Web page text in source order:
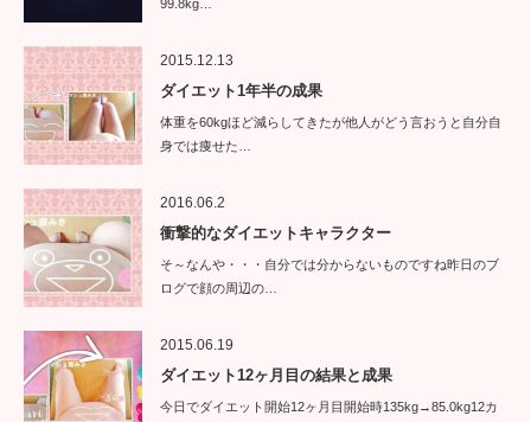
99.8kg…
2015.12.13
ダイエット1年半の成果
体重を60kgほど減らしてきたが他人がどう言おうと自分自
身では痩せた…
2016.06.2
衝撃的なダイエットキャラクター
そ～なんや・・・自分では分からないものですね昨日のブ
ログで顔の周辺の…
2015.06.19
ダイエット12ヶ月目の結果と成果
今日でダイエット開始12ヶ月目開始時135kg→85.0kg12カ